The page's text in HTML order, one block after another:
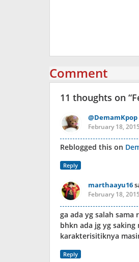
Comment
11 thoughts on “
@DemamKpop
February 18,
Reblogged this on
Reply
marthaayu16
February 18,
ga ada yg salah
bhkn ada jg yg
karakterisitiknya
Reply